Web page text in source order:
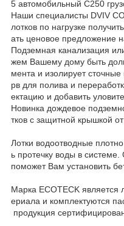
5 автомобильный С250
Наши специалисты DVIV
лотков по нагрузке
ать ценовое предложение
Подземная канализация
жем Вашему дому быть
мента и изолирует
рв для полива и
ектацию и добавить
Новинка дождевое
тков с защитной крышкой
Лотки водоотводные
ь протечку воды в
поможет Вам установить
Марка ECOTECK является
ериала и комплектуются
продукция